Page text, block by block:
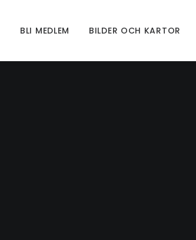
BLI MEDLEM BILDER OCH KARTOR